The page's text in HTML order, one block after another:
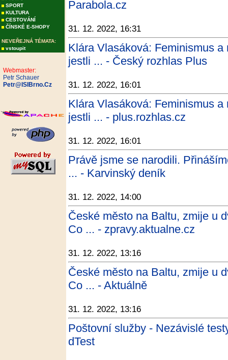
SPORT
KULTURA
CESTOVÁNÍ
ČÍNSKÉ E-SHOPY
NEVEŘEJNÁ TÉMATA:
vstoupit
Webmaster:
Petr Schauer
Petr@ISIBrno.Cz
Parabola.cz
31. 12. 2022, 16:31
Klára Vlasáková: Feminismus
jestli ... - Český rozhlas Plus
31. 12. 2022, 16:01
Klára Vlasáková: Feminismus
jestli ... - plus.rozhlas.cz
31. 12. 2022, 16:01
Právě jsme se narodili.
... - Karvinský deník
31. 12. 2022, 14:00
České město na Baltu, zmije u
Co ... - zpravy.aktualne.cz
31. 12. 2022, 13:16
České město na Baltu, zmije u
Co ... - Aktuálně
31. 12. 2022, 13:16
Poštovní služby - Nezávislé
dTest